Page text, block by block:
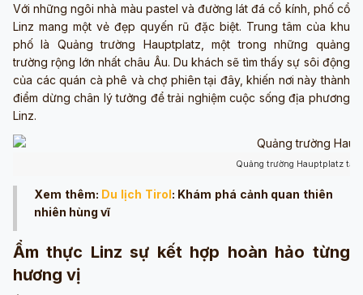
Với những ngôi nhà màu pastel và đường lát đá cổ kính, phố cổ
Linz mang một vẻ đẹp quyến rũ đặc biệt. Trung tâm của khu
phố là Quảng trường Hauptplatz, một trong những quảng
trường rộng lớn nhất châu Âu. Du khách sẽ tìm thấy sự sôi động
của các quán cà phê và chợ phiên tại đây, khiến nơi này thành
điểm dừng chân lý tưởng để trải nghiệm cuộc sống địa phương
Linz.
Quảng trường Hauptplatz tại
Xem thêm: Du lịch Tirol : Khám phá cảnh quan thiên
nhiên hùng vĩ
Ẩm thực Linz sự kết hợp hoàn hảo từng
hương vị